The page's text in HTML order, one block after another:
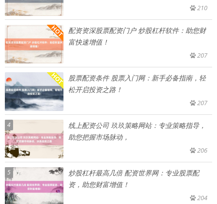
210
配资资深股票配资门户 炒股杠杆软件：助您财
富快速增值！
207
股票配资条件 股票入门网：新手必备指南，轻
松开启投资之路！
207
4
线上配资公司 玖玖策略网站：专业策略指导，
助您把握市场脉动，
206
5
炒股杠杆最高几倍 配资世界网：专业股票配
资，助您财富增值！
204